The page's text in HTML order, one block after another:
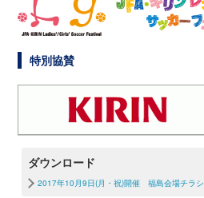
特別協賛
ダウンロード
2017年10月9日(月・祝)開催 福島会場チラシ